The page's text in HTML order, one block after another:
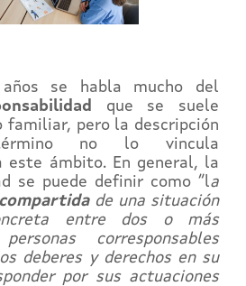
se habla mucho del
que se suele
pero la descripción
no lo vincula
este ámbito. En general, la
se puede definir como “la
de una situación
entre dos o más
corresponsables
deberes y derechos en su
por sus actuaciones